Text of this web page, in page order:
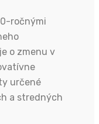
ročnými
o zmenu v
určené
a stredných